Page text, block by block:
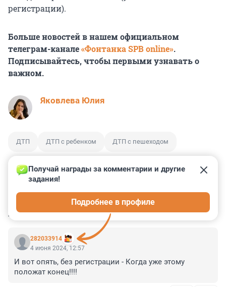
регистрации).
Больше новостей в нашем официальном
телеграм-канале«Фонтанка SPB online».
Подписывайтесь, чтобы первыми узнавать о
важном.
Яковлева Юлия
ДТП ДТП с ребенком ДТП с пешеходом
КОММЕНТАРИИ 12
282033914
Получай награды за комментарии и другие
задания!
Подробнее в профиле
4 июня 2024, 12:57
И вот опять, без регистрации - Когда уже этому
положат конец!!!!